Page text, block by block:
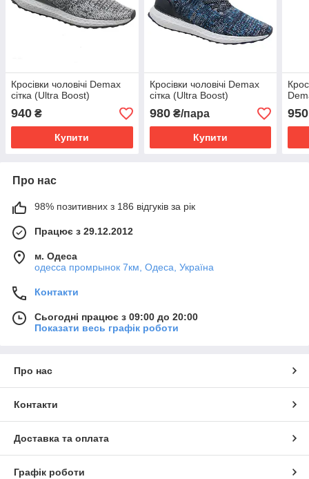
Кросівки чоловічі Demax
сітка (Ultra Boost)
940 ₴
Купити
Кросівки чоловічі Demax
сітка (Ultra Boost)
980₴/пара
Купити
950
Про нас
98% позитивних з 186 відгуків за рік
Працює з 29.12.2012
м. Одеса
одесса промрынок 7км, Одеса, Україна
Контакти
Сьогодні працює з 09:00 до 20:00
Показати весь графік роботи
Про нас
Контакти
Доставка та оплата
Графік роботи